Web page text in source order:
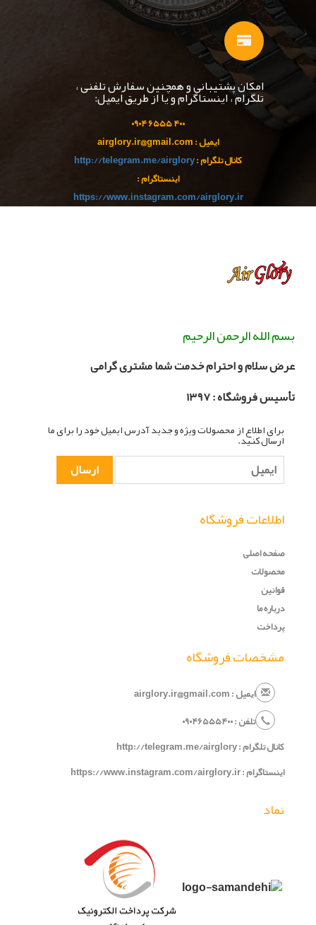
امکان پشتیبانی و همچنین سفارش تلفنی ،
تلگرام ، اینستاگرام و یا از طریق ایمیل:
۴۰۰ ۶۵۵۵ ۰ ۹۰۴
ایمیل : airglory.ir@gmail.com
کانال تلگرام :http://telegram.me/airglory
اینستاگرام :
https://www.instagram.com/airglory.ir
بسم الله الرحمن الرحیم
عرض سلام و احترام خدمت شما مشتری گرامی
تأسیس فروشگاه :
۱۳۹۷
برای اطلاع از محصولات ویژه و جدید آدرس ایمیل خود را برای ما
ارسال کنید.
اطلاعات فروشگاه
صفحه اصلی
محصولات
قوانین
درباره ما
پرداخت
مشخصات فروشگاه
ایمیل : airglory.ir@gmail.com
تلفن :
۰۹۰۴۶۵۵۵۴۰۰
کانال تلگرام :http://telegram.me/airglory
اینستاگرام :https://www.instagram.com/airglory.ir
نماد